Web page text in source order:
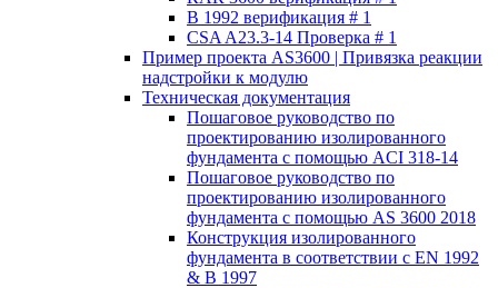
В 1992 верификация # 1
CSA A23.3-14 Проверка # 1
Пример проекта AS3600 | Привязка реакции
надстройки к модулю
Техническая документация
Пошаговое руководство по
проектированию изолированного
фундамента с помощью ACI 318-14
Пошаговое руководство по
проектированию изолированного
фундамента с помощью AS 3600 2018
Конструкция изолированного
фундамента в соответствии с EN 1992
& В 1997